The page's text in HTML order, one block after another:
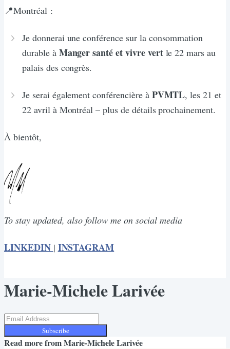
📍Montréal :
Je donnerai une conférence sur la consommation
durable à Manger santé et vivre vertle 22 mars au
palais des congrès.
Je serai également conférencière à PVMTL, les 21 et
22 avril à Montréal – plus de détails prochainement.
À bientôt,
To stay updated, also follow me on social media
LINKEDIN | INSTAGRAM
Marie-Michele Larivée
Subscribe
Read more fromMarie-Michele Larivée